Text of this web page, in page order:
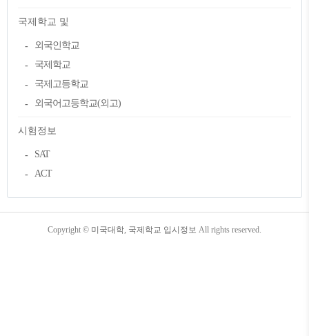
국제학교 및
외국인학교
국제학교
국제고등학교
외국어고등학교(외고)
시험정보
SAT
ACT
Copyright © 미국대학, 국제학교 입시정보 All rights reserved.
TistoryWhaleSkin3.4